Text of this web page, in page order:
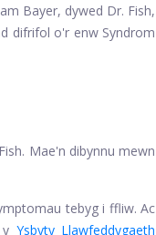
Bayer, dywed Dr. Fish,
difrifol o'r enw Syndrom
Mae'n dibynnu mewn
tebyg i ffliw. Ac
Ysbyty Llawfeddygaeth